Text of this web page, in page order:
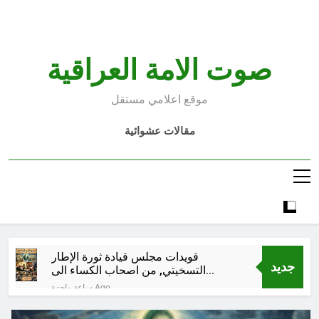
صوت الامة العراقية
موقع اعلامي مستقل
مقالات عشوائية
جديد
قويدات مجلس قيادة ثورة الإطار
التسخيتي, من اصحاب الكساء الى
المعصوبين الاثني عشر، حجج اللات
ساعة واحدة Ago